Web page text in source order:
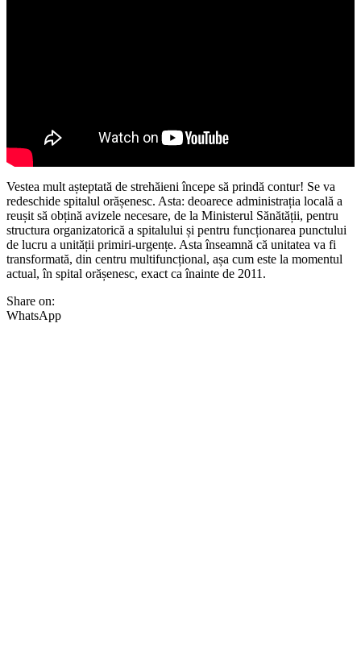
Vestea mult așteptată de strehăieni începe să prindă contur! Se va
redeschide spitalul orășenesc. Asta: deoarece administrația locală a
reușit să obțină avizele necesare, de la Ministerul Sănătății, pentru
structura organizatorică a spitalului și pentru funcționarea punctului
de lucru a unității primiri-urgențe. Asta înseamnă că unitatea va fi
transformată, din centru multifuncțional, așa cum este la momentul
actual, în spital orășenesc, exact ca înainte de 2011.
Share on:
WhatsApp